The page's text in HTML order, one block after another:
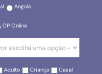
Angola
OP Online
Adulto Criança Casal